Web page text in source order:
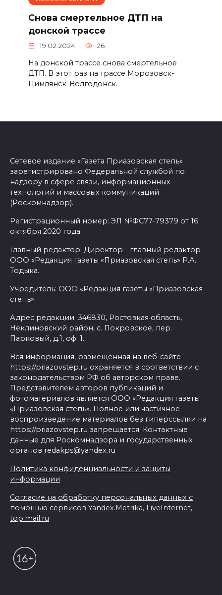
Снова смертельное ДТП на
донской трассе
19.02.2024 26
На донской трассе снова смертельное
ДТП. В этот раз на трассе Морозовск-
Цимлянск-Волгодонск.
Сетевое издание «Газета Приазовская степь»
зарегистрировано Федеральной службой по
надзору в сфере связи, информационных
технологий и массовых коммуникаций
(Роскомнадзор).
Регистрационный номер: ЭЛ №ФС77-79379 от 16
октября 2020 года.
Главный редактор: Директор - главный редактор
ООО «Редакция газеты «Приазовская степь» Р.А.
Тодыка.
Учредитель: ООО «Редакция газеты «Приазовская
степь»
Адрес редакции: 346830, Ростовкая область,
Неклиновский район, с. Покровское, пер.
Парковый, д.1, оф. 1.
Вся информация, размещенная на веб-сайте
https://priazovstep.ru охраняется в соответствии с
законодательством РФ об авторском праве.
Представителем авторов публикаций и
фотоматериалов является ООО «Редакция газеты
«Приазовская степь». Полное или частичное
воспроизведение материалов без гиперссылки на
https://priazovstep.ru запрещается. Контактные
данные для Роскомнадзора и государственных
органов redakps@yandex.ru
Политика конфиденциальности и защиты
информации
Согласие на обработку персональных данных с
помощью сервисов Yandex.Metrika, LiveInternet,
top.mail.ru